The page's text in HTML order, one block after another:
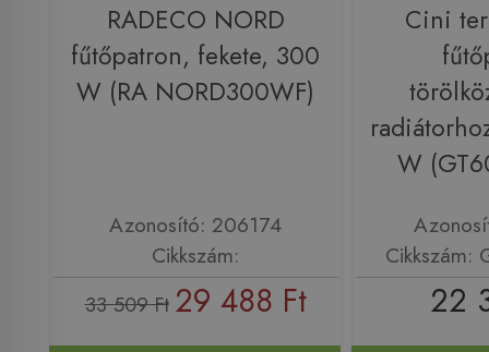
RADECO NORD
fűtőpatron, fekete, 300
W (RA NORD300WF)
Azonosító: 206174
Cikkszám:
33 509 Ft 29 488 Ft
Cini
W
Cikkszám:
22